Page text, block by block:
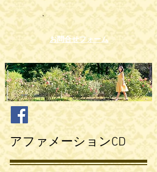
お問合せフォーム
アファメーションCD